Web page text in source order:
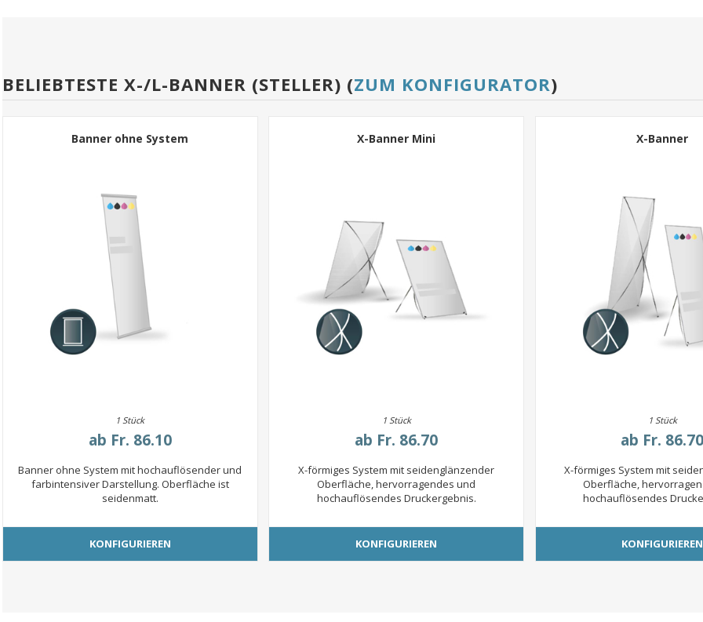
BELIEBTESTE X-/L-BANNER (STELLER) (ZUM KONFIGURATOR)
Banner ohne System
1 Stück
ab Fr. 86.10
Banner ohne System mit hochauflösender und
farbintensiver Darstellung. Oberfläche ist
seidenmatt.
KONFIGURIEREN
X-Banner Mini
1 Stück
ab Fr. 86.70
X-förmiges System mit seidenglänzender
Oberfläche, hervorragendes und
hochauflösendes Druckergebnis.
KONFIGURIEREN
X-Banner
1 Stück
ab Fr.
X-förmiges System mit
Oberfläche,
hochauflösendes
KONFIGURIEREN